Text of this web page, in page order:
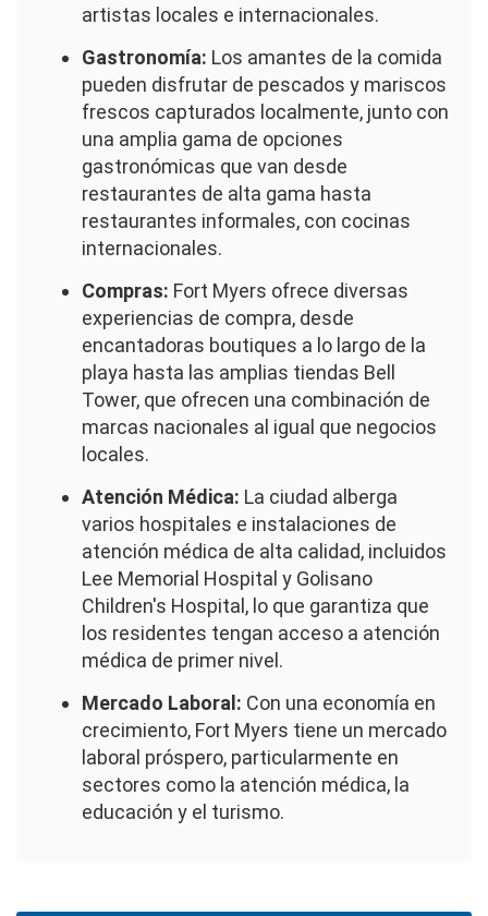
artistas locales e internacionales.
Gastronomía: Los amantes de la comida
pueden disfrutar de pescados y mariscos
frescos capturados localmente, junto con
una amplia gama de opciones
gastronómicas que van desde
restaurantes de alta gama hasta
restaurantes informales, con cocinas
internacionales.
Compras: Fort Myers ofrece diversas
experiencias de compra, desde
encantadoras boutiques a lo largo de la
playa hasta las amplias tiendas Bell
Tower, que ofrecen una combinación de
marcas nacionales al igual que negocios
locales.
Atención Médica: La ciudad alberga
varios hospitales e instalaciones de
atención médica de alta calidad, incluidos
Lee Memorial Hospital y Golisano
Children's Hospital, lo que garantiza que
los residentes tengan acceso a atención
médica de primer nivel.
Mercado Laboral: Con una economía en
crecimiento, Fort Myers tiene un mercado
laboral próspero, particularmente en
sectores como la atención médica, la
educación y el turismo.